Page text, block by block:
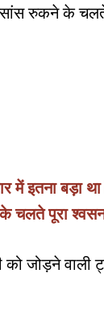
रुकने के चलते
में इतना बड़ा
पूरा श्वसन
जोड़ने वाली